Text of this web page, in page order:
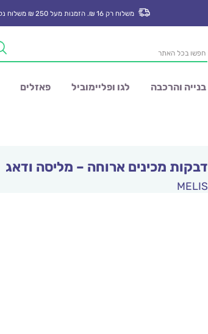
משלוח רק 16 ₪. הזמנות מעל 250 ₪ משלוח נק’ איסוף חינם
Products
search
בנייה והרכבה לגו ופליימוביל פאזלים
מכינים ארוחה – מליסה ודאג